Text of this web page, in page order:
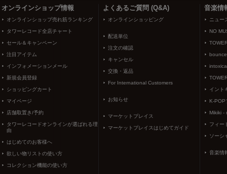
オンラインショップ情報
オンラインショップ売れ筋ランキング
タワーレコード全店チャート
セール＆キャンペーン
注目アイテム
インフォメーションメール
新規会員登録
ショッピングカート
マイページ
店舗取置き/予約
タワーレコードオンラインが選ばれる理
由
はじめてのお客様へ
欲しい物リストの使い方
コレクション機能の使い方
よくあるご質問 (Q&A)
オンラインショッピング
配送単位
注文の確認
キャンセル
交換・返品
For International Customers
お知らせ
マーケットプレイス
マーケットプレイスはじめてガイド
音楽情
ニュー
NO
bounce
イント
K-POP
Mikiki -
フィー
ソーシ
音楽情